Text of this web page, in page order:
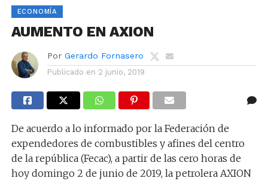
ECONOMÍA
AUMENTO EN AXION
Por Gerardo Fornasero
Publicado en 2 junio, 2019
De acuerdo a lo informado por la Federación de
expendedores de combustibles y afines del centro
de la república (Fecac), a partir de las cero horas de
hoy domingo 2 de junio de 2019, la petrolera AXION